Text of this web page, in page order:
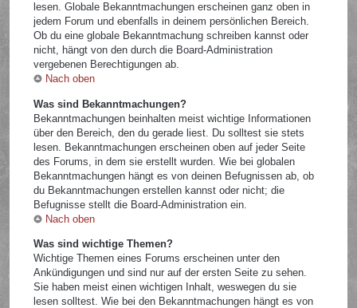
lesen. Globale Bekanntmachungen erscheinen ganz oben in
jedem Forum und ebenfalls in deinem persönlichen Bereich.
Ob du eine globale Bekanntmachung schreiben kannst oder
nicht, hängt von den durch die Board-Administration
vergebenen Berechtigungen ab.
Nach oben
Was sind Bekanntmachungen?
Bekanntmachungen beinhalten meist wichtige Informationen
über den Bereich, den du gerade liest. Du solltest sie stets
lesen. Bekanntmachungen erscheinen oben auf jeder Seite
des Forums, in dem sie erstellt wurden. Wie bei globalen
Bekanntmachungen hängt es von deinen Befugnissen ab, ob
du Bekanntmachungen erstellen kannst oder nicht; die
Befugnisse stellt die Board-Administration ein.
Nach oben
Was sind wichtige Themen?
Wichtige Themen eines Forums erscheinen unter den
Ankündigungen und sind nur auf der ersten Seite zu sehen.
Sie haben meist einen wichtigen Inhalt, weswegen du sie
lesen solltest. Wie bei den Bekanntmachungen hängt es von